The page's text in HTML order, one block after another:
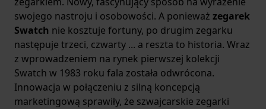
swojego nastroju i osobowości. A ponieważ zegarek
Swatch nie kosztuje fortuny, po drugim zegarku
następuje trzeci, czwarty ... a reszta to historia. Wraz
z wprowadzeniem na rynek pierwszej kolekcji
Swatch w 1983 roku fala została odwrócona.
Innowacja w połączeniu z silną koncepcją
marketingową sprawiły, że szwajcarskie zegarki